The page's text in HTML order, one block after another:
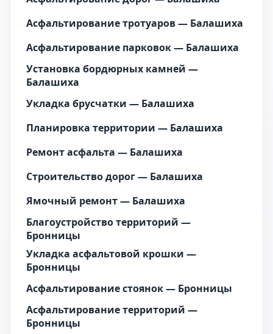
Асфальтирование тротуаров — Балашиха
Асфальтирование парковок — Балашиха
Установка бордюрных камней —
Балашиха
Укладка брусчатки — Балашиха
Планировка территории — Балашиха
Ремонт асфальта — Балашиха
Строительство дорог — Балашиха
Ямочный ремонт — Балашиха
Благоустройство территорий —
Бронницы
Укладка асфальтовой крошки —
Бронницы
Асфальтирование стоянок — Бронницы
Асфальтирование территорий —
Бронницы